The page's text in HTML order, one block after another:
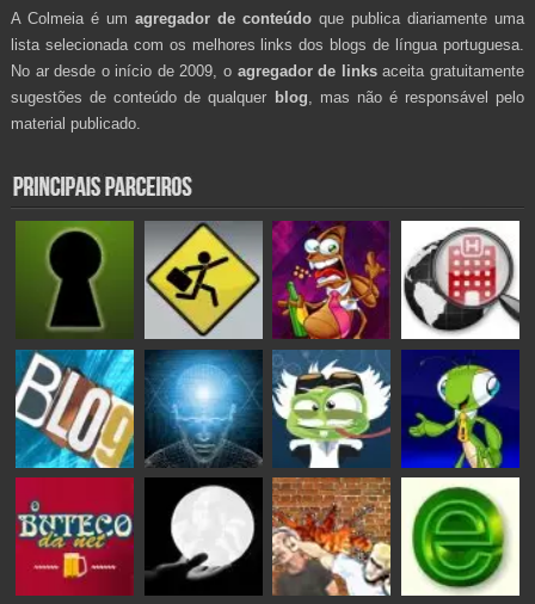
A Colmeia é um agregador de conteúdo que publica diariamente uma
lista selecionada com os melhores links dos blogs de língua portuguesa.
No ar desde o início de 2009, o agregador de linksaceita gratuitamente
sugestões de conteúdo de qualquer blog , mas não é responsável pelo
material publicado.